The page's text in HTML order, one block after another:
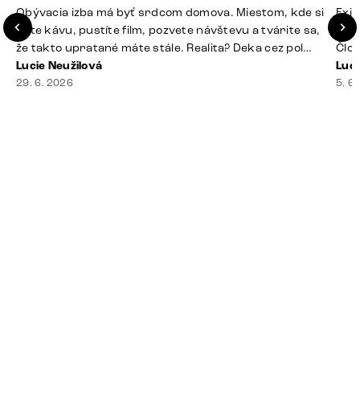
Obývacia izba má byť srdcom domova. Miestom, kde si
dáte kávu, pustíte film, pozvete návštevu a tvárite sa,
že takto upratané máte stále. Realita? Deka cez pol
sedačky, ovládač záhadne zmizol, konferenčný stolík
slúži ako odkladisko všetkého od účteniek po balzam
Lucie Neužilová
29. 6. 2026
si
5.